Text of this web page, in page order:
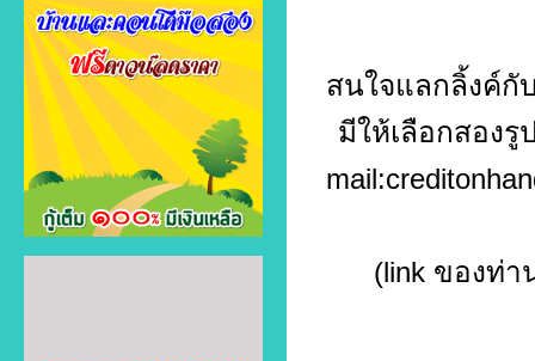
สนใจแลกลิ้งค์กั
มีให้เลือกสองรู
(link ของท่า